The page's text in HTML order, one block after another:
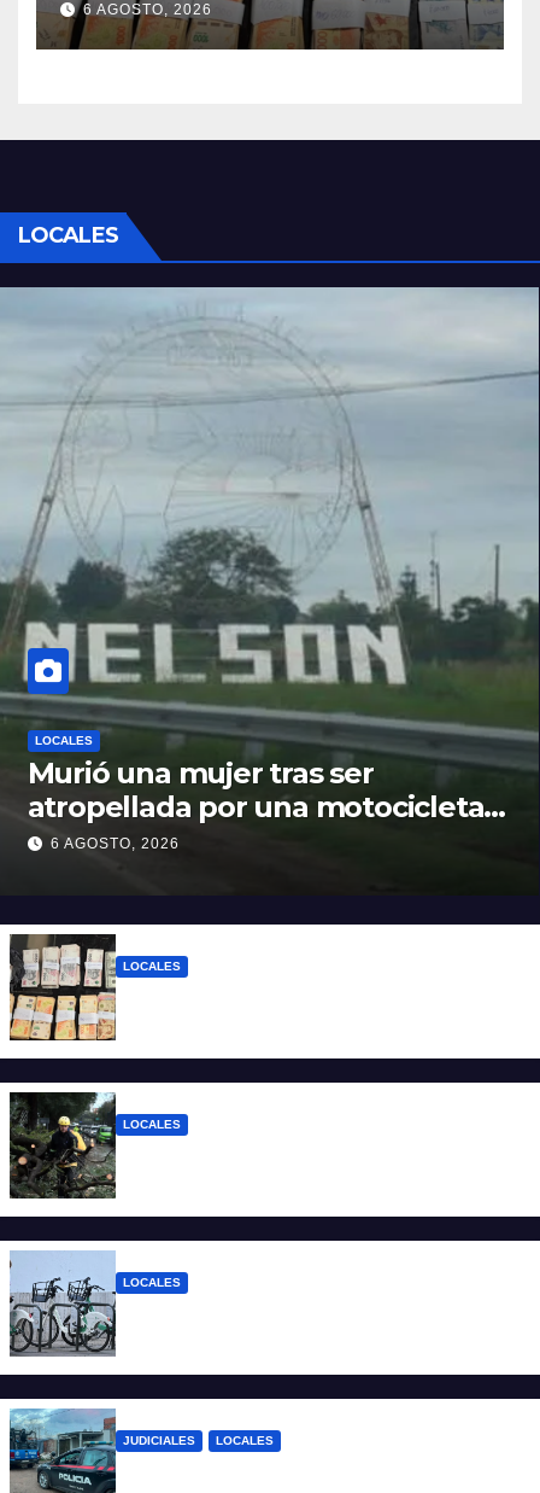
6 AGOSTO, 2026
LOCALES
LOCALES
Murió una mujer tras ser
atropellada por una motocicleta
en Nelson
6 AGOSTO, 2026
LOCALES
LOCALES
LOCALES
JUDICIALES LOCALES